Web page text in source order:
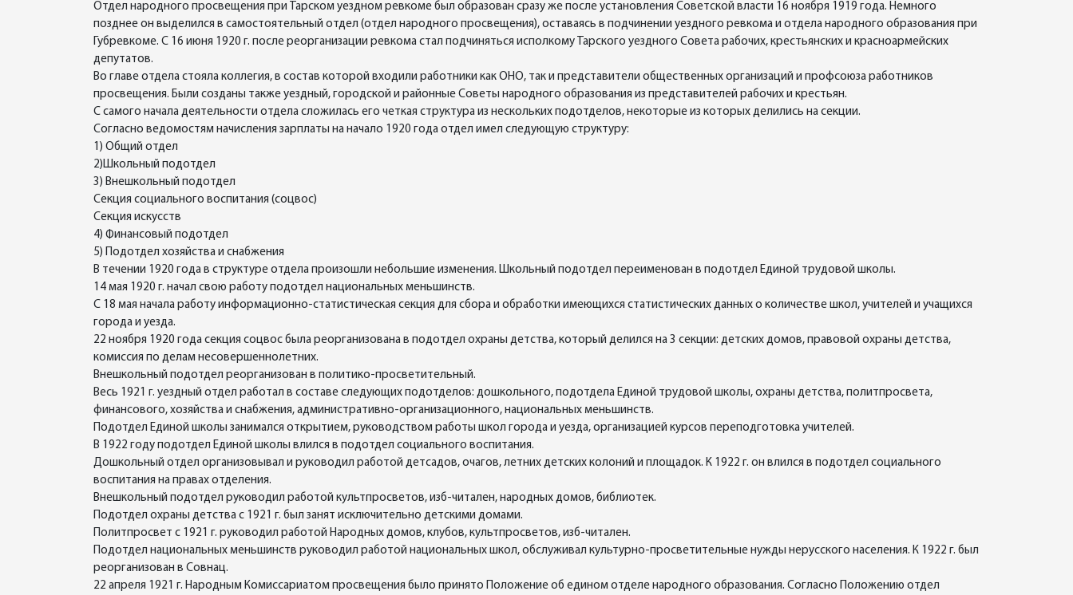
Отдел народного просвещения при Тарском уездном ревкоме был образован сразу же после установления Советской власти 16 ноября 1919 года. Немного
позднее он выделился в самостоятельный отдел (отдел народного просвещения), оставаясь в подчинении уездного ревкома и отдела народного образования при
Губревкоме. С 16 июня 1920 г. после реорганизации ревкома стал подчиняться исполкому Тарского уездного Совета рабочих, крестьянских и красноармейских
депутатов.
Во главе отдела стояла коллегия, в состав которой входили работники как ОНО, так и представители общественных организаций и профсоюза работников
просвещения. Были созданы также уездный, городской и районные Советы народного образования из представителей рабочих и крестьян.
С самого начала деятельности отдела сложилась его четкая структура из нескольких подотделов, некоторые из которых делились на секции.
Согласно ведомостям начисления зарплаты на начало 1920 года отдел имел следующую структуру:
1) Общий отдел
2)Школьный подотдел
3) Внешкольный подотдел
Секция социального воспитания (соцвос)
Секция искусств
4) Финансовый подотдел
5) Подотдел хозяйства и снабжения
В течении 1920 года в структуре отдела произошли небольшие изменения. Школьный подотдел переименован в подотдел Единой трудовой школы.
14 мая 1920 г. начал свою работу подотдел национальных меньшинств.
С 18 мая начала работу информационно-статистическая секция для сбора и обработки имеющихся статистических данных о количестве школ, учителей и учащихся
города и уезда.
22 ноября 1920 года секция соцвос была реорганизована в подотдел охраны детства, который делился на 3 секции: детских домов, правовой охраны детства,
комиссия по делам несовершеннолетних.
Внешкольный подотдел реорганизован в политико-просветительный.
Весь 1921 г. уездный отдел работал в составе следующих подотделов: дошкольного, подотдела Единой трудовой школы, охраны детства, политпросвета,
финансового, хозяйства и снабжения, административно-организационного, национальных меньшинств.
Подотдел Единой школы занимался открытием, руководством работы школ города и уезда, организацией курсов переподготовка учителей.
В 1922 году подотдел Единой школы влился в подотдел социального воспитания.
Дошкольный отдел организовывал и руководил работой детсадов, очагов, летних детских колоний и площадок. К 1922 г. он влился в подотдел социального
воспитания на правах отделения.
Внешкольный подотдел руководил работой культпросветов, изб-читален, народных домов, библиотек.
Подотдел охраны детства с 1921 г. был занят исключительно детскими домами.
Политпросвет с 1921 г. руководил работой Народных домов, клубов, культпросветов, изб-читален.
Подотдел национальных меньшинств руководил работой национальных школ, обслуживал культурно-просветительные нужды нерусского населения. К 1922 г. был
реорганизован в Совнац.
22 апреля 1921 г. Народным Комиссариатом просвещения было принято Положение об едином отделе народного образования. Согласно Положению отдел